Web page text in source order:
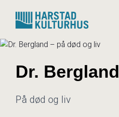
innhold
Dr. Bergland
På død og liv